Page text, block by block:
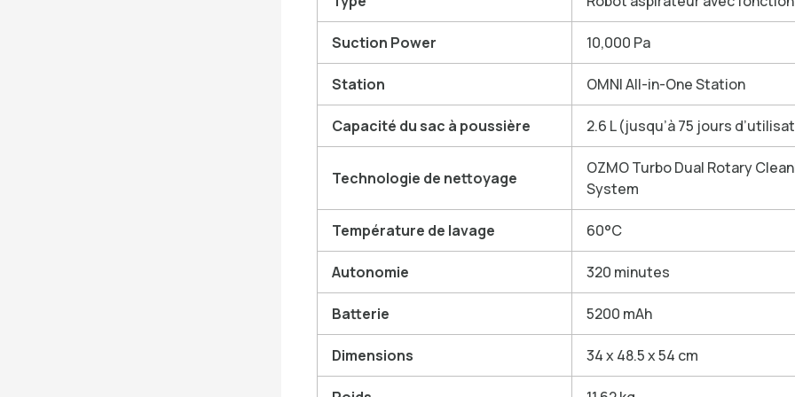
Suction Power 10,000 Pa
Station OMNI All-in-One Station
Capacité du sac à poussière 2.6 L (jusqu’à 75 jours
Technologie de nettoyage
OZMO Turbo Dual Rotary
System
Température de lavage 60°C
Autonomie 320 minutes
Batterie 5200 mAh
Dimensions 34 x 48.5 x 54 cm